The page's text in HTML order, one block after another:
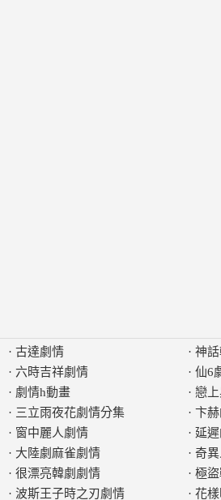
· 古達劇情
· 六時吉祥劇情
· 劇情h動畫
· 三立雨夜花劇情分集
· 窗中麗人劇情
· 大陸劇麻雀劇情
· 很漂亮韓劇劇情
· 波斯王子時之刃劇情
· 神
· 仙6
· 戀
· 卞
· 延
· 奇
· 極
· 花